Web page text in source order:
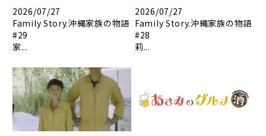
2026/07/27
Family Story.沖縄家族の物語
#29
家...
2026/07/27
Family Story.沖縄家族の物語
#28
莉...